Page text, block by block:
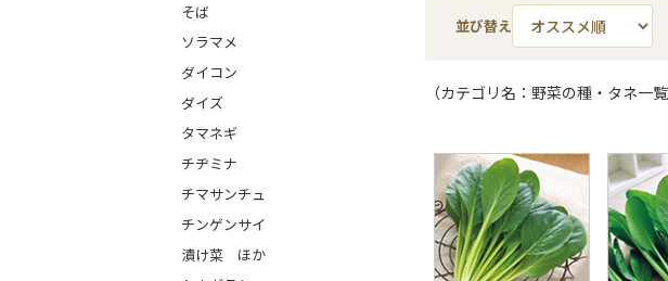
そば
ソラマメ
ダイコン
ダイズ
タマネギ
チヂミナ
チマサンチュ
チンゲンサイ
漬け菜 ほか
並び替え
（カテゴリ名：野菜の種・タネ一覧